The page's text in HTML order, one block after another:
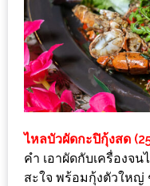
FESTIVAL
3
อาหาร
ญี่ปุ่น
พรีเมียม
พร้อม
ไหลบัวผัดกะปิกุ้งสด
คำ เอาผัดกับเครื่องจ
สะใจ พร้อมกุ้งตัวใหญ่